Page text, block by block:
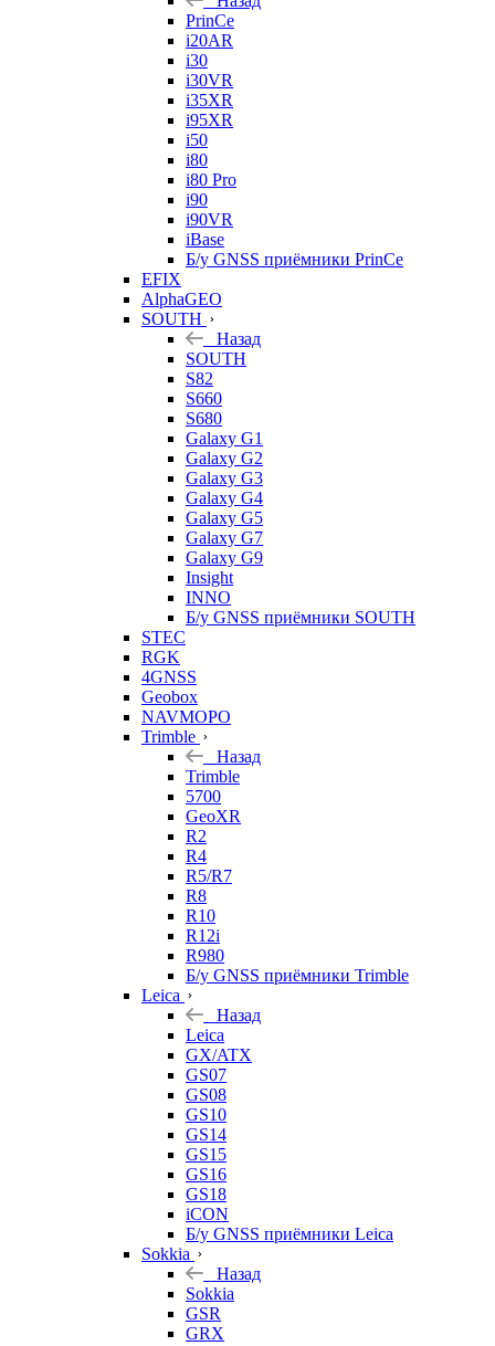
PrinCe
i20AR
i30
i30VR
i35XR
i95XR
i50
i80
i80 Pro
i90
i90VR
iBase
Б/у GNSS приёмники PrinCe
EFIX
AlphaGEO
SOUTH
Назад
SOUTH
S82
S660
S680
Galaxy G1
Galaxy G2
Galaxy G3
Galaxy G4
Galaxy G5
Galaxy G7
Galaxy G9
Insight
INNO
Б/у GNSS приёмники SOUTH
STEC
RGK
4GNSS
Geobox
NAVMOPO
Trimble
Назад
Trimble
5700
GeoXR
R2
R4
R5/R7
R8
R10
R12i
R980
Б/у GNSS приёмники Trimble
Leica
Назад
Leica
GX/ATX
GS07
GS08
GS10
GS14
GS15
GS16
GS18
iCON
Б/у GNSS приёмники Leica
Sokkia
Назад
Sokkia
GSR
GRX